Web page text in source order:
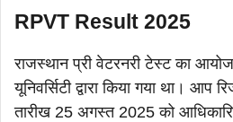
RPVT Result 2025
राजस्थान प्री वेटरनरी टेस्ट का
यूनिवर्सिटी द्वारा किया गया था।
तारीख 25 अगस्त 2025 को